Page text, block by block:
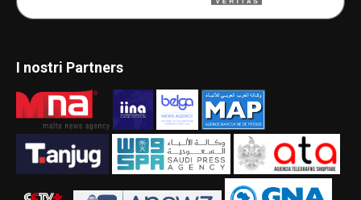
I nostri Partners